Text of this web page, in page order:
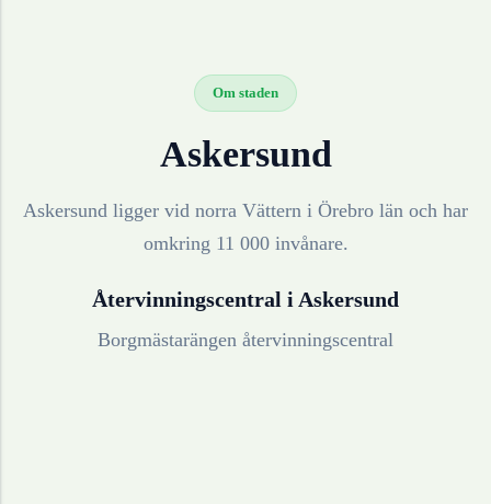
Om staden
Askersund
Askersund ligger vid norra Vättern i Örebro län och har
omkring 11 000 invånare.
Återvinningscentral i Askersund
Borgmästarängen återvinningscentral